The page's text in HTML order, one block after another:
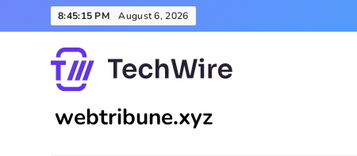
to
8:45:16 PM August 6, 2026
webtribune.xyz